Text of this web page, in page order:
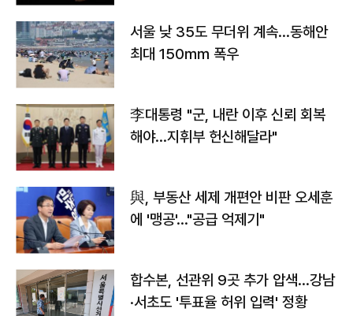
서울 낮 35도 무더위 계속…동해안
최대 150㎜ 폭우
李대통령 "군, 내란 이후 신뢰 회복
해야…지휘부 헌신해달라"
與, 부동산 세제 개편안 비판 오세훈
에 '맹공'…"공급 억제기"
합수본, 선관위 9곳 추가 압색…강남
·서초도 '투표율 허위 입력' 정황